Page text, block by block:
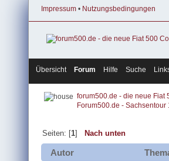
Impressum • Nutzungsbedingungen
Übersicht Forum Hilfe Suche
forum500.de - die neue Fiat
Forum500.de -
Seiten: [1] Nach unten
Autor